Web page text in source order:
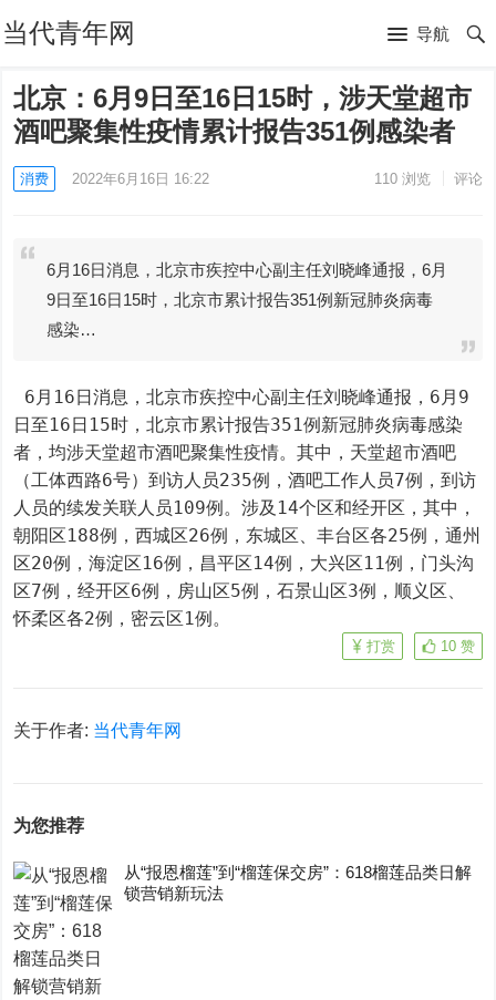
当代青年网 导航
北京：6月9日至16日15时，涉天堂超市
酒吧聚集性疫情累计报告351例感染者
消费 2022年6月16日 16:22 110浏览 评论
6月16日消息，北京市疾控中心副主任刘晓峰通报，6月
9日至16日15时，北京市累计报告351例新冠肺炎病毒
感染…
日至16日15时，北京市累计报告351例新冠肺炎病毒感染
者，均涉天堂超市酒吧聚集性疫情。其中，天堂超市酒吧
（工体西路6号）到访人员235例，酒吧工作人员7例，到访
人员的续发关联人员109例。涉及14个区和经开区，其中，
朝阳区188例，西城区26例，东城区、丰台区各25例，通州
区20例，海淀区16例，昌平区14例，大兴区11例，门头沟
区7例，经开区6例，房山区5例，石景山区3例，顺义区、
怀柔区各2例，密云区1例。
10 赞
打赏
关于作者: 当代青年网
为您推荐
从“报恩榴莲”到“榴莲保交房”：618榴莲品类日解
锁营销新玩法